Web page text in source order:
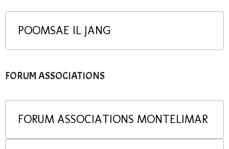
POOMSAE IL JANG
FORUM ASSOCIATIONS
FORUM ASSOCIATIONS MONTELIMAR